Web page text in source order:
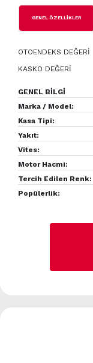
GENEL ÖZELLİKLER
OTOENDEKS DEĞERİ
KASKO DEĞERİ
GENEL BİLGİ
Marka / Model:
Kasa Tipi:
Yakıt:
Vites:
Motor Hacmi:
Tercih Edilen Renk:
Popülerlik: